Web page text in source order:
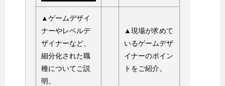
▲ゲームデザイ
ナーやレベルデ
ザイナーなど、
細分化された職
種についてご説
明。
▲現場が求めて
いるゲームデザ
イナーのポイン
トをご紹介。